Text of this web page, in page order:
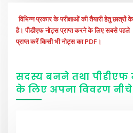
विभिन्न प्रकार के परीक्षाओं की तैयारी हेतु
है। पीडीएफ नोट्स प्राप्त करने के लिए सबसे पहले
प्राप्त करें किसी भी नोट्स का PDF।
सदस्य बनने तथा पीडीएफ
के लिए अपना विवरण